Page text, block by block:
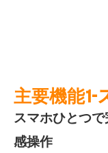
主要機能1-
スマホひとつ
感操作